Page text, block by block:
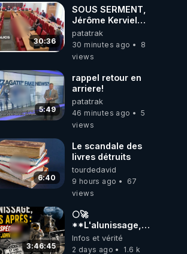
le nez
30:36
SOUS SERMENT,
Jérôme Kerviel
balance tout à
l'Assemblée
!.0.00-
patatrak
30 minutes ago
8
views
5:49
rappel retour en
arriere!
patatrak
46 minutes ago
5
views
6:40
Le scandale des
livres détruits
tourdedavid
9 hours ago
67
views
3:46:45
🌕🚀
**L'alunissage,
57 ans après :
Émission spéciale
Infos et vérité
2 days ago
1.6 k